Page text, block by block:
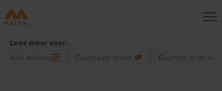
Lees meer over:
Alle artikels Duurzaam leven Buurten in de